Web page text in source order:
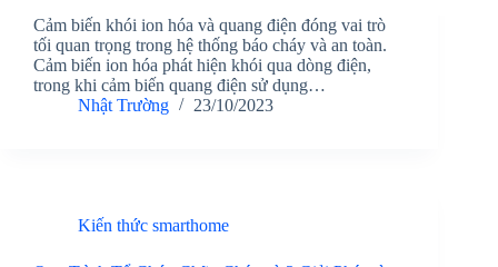
Cảm biến khói ion hóa và quang điện đóng vai trò
tối quan trọng trong hệ thống báo cháy và an toàn.
Cảm biến ion hóa phát hiện khói qua dòng điện,
trong khi cảm biến quang điện sử dụng…
Nhật Trường
23/10/2023
Kiến thức smarthome